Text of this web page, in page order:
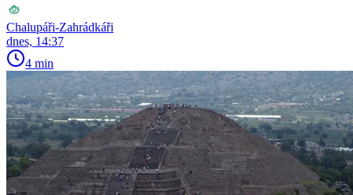
Chalupáři-Zahrádkáři
dnes, 14:37
4 min